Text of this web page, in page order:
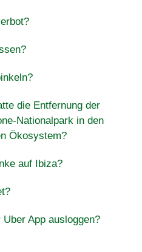
die Entfernung der
Nationalpark in den
Ökosystem?
auf Ibiza?
App ausloggen?